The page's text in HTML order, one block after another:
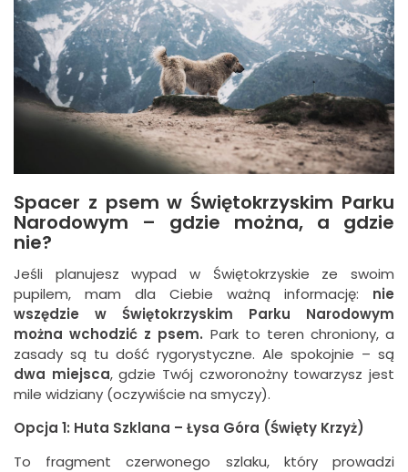
Spacer z psem w Świętokrzyskim Parku
Narodowym – gdzie można, a gdzie
nie?
Jeśli planujesz wypad w Świętokrzyskie ze swoim
pupilem, mam dla Ciebie ważną informację: nie
wszędzie w Świętokrzyskim Parku Narodowym
można wchodzić z psem. Park to teren chroniony, a
zasady są tu dość rygorystyczne. Ale spokojnie – są
dwa miejsca, gdzie Twój czworonożny towarzysz jest
mile widziany (oczywiście na smyczy).
Opcja 1: Huta Szklana – Łysa Góra (Święty Krzyż)
To fragment czerwonego szlaku, który prowadzi